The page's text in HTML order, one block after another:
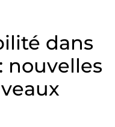
dans
nouvelles